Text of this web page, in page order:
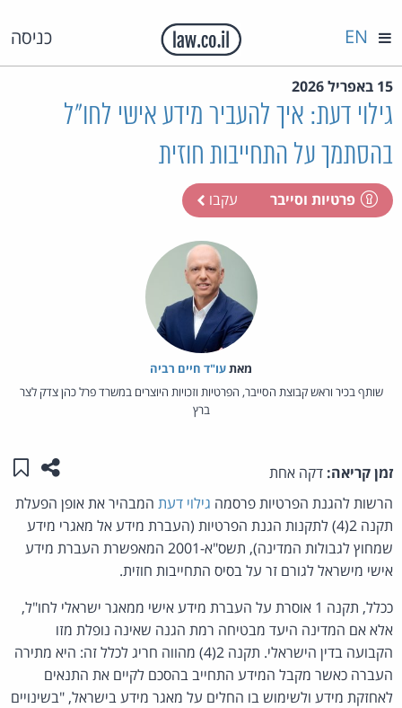
כניסה EN
15 באפריל 2026
גילוי דעת: איך להעביר מידע אישי לחו"ל
בהסתמך על התחייבות חוזית
פרטיות וסייבר עקבו
מאת‏עו"ד חיים רביה
שותף בכיר וראש קבוצת הסייבר, הפרטיות וזכויות היוצרים במשרד פרל כהן צדק לצר
ברץ
זמן קריאה: דקה אחת שתפו
הרשות להגנת הפרטיות פרסמה גילוי דעת המבהיר את אופן הפעלת
תקנה 2(4) לתקנות הגנת הפרטיות (העברת מידע אל מאגרי מידע
שמחוץ לגבולות המדינה), תשס"א-2001 המאפשרת העברת מידע
אישי מישראל לגורם זר על בסיס התחייבות חוזית.
ככלל, תקנה 1 אוסרת על העברת מידע אישי ממאגר ישראלי לחו"ל,
אלא אם המדינה היעד מבטיחה רמת הגנה שאינה נופלת מזו
הקבועה בדין הישראלי. תקנה 2(4) מהווה חריג לכלל זה: היא מתירה
העברה כאשר מקבל המידע התחייב בהסכם לקיים את התנאים
לאחזקת מידע ולשימוש בו החלים על מאגר מידע בישראל, "בשינויים